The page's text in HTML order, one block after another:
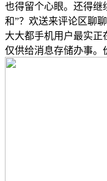
也得留个心眼。还得继
和”？欢送来评论区聊
大大都手机用户最实正
仅供给消息存储办事。